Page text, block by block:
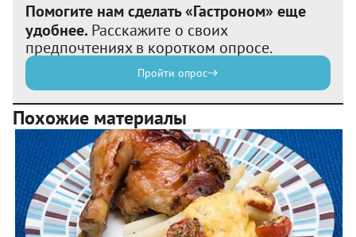
Помогите нам сделать «Гастроном» еще
удобнее. Расскажите о своих
предпочтениях в коротком опросе.
Пройти опрос
Похожие материалы